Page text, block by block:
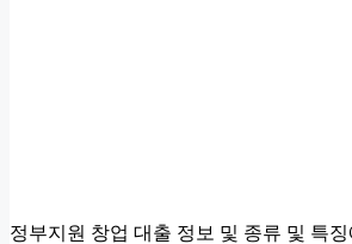
정부지원 창업 대출 정보 및 종류 및 특